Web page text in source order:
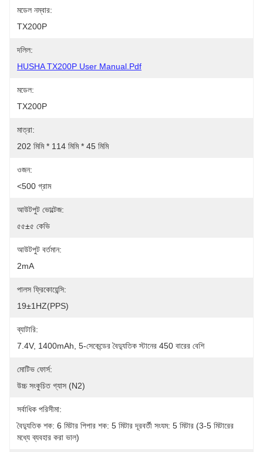
মডেল নম্বার:
TX200P
দলিল:
HUSHA TX200P User Manual.pdf
মডেল:
TX200P
মাত্রা:
202 মিমি * 114 মিমি * 45 মিমি
ওজন:
<500 গ্রাম
আউটপুট ভোল্টেজ:
৫৫±৫ কেভি
আউটপুট বর্তমান:
2mA
পালস ফ্রিকোয়েন্সি:
19±1HZ(PPS)
ব্যাটারি:
7.4V, 1400mAh, 5-সেকেন্ডের বৈদ্যুতিক স্টানের 450 বারের বেশি
মোটিভ ফোর্স:
উচ্চ সংকুচিত গ্যাস (N2)
সর্বাধিক পরিসীমা:
বৈদ্যুতিক শক: 6 মিটার পিপার শক: 5 মিটার দূরবর্তী সংযম: 5 মিটার (3-5 মিটারের
মধ্যে ব্যবহার করা ভাল)